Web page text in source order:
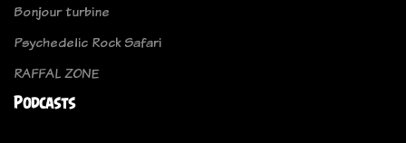
Bonjour turbine
Psychedelic Rock Safari
RAFFAL ZONE
Podcasts